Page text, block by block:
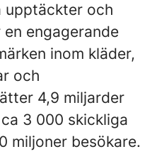
upptäckter och
engagerande
inom kläder,
och
4,9 miljarder
3 000 skickliga
miljoner besökare.